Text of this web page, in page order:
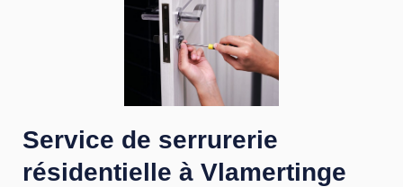
Service de serrurerie
résidentielle à Vlamertinge